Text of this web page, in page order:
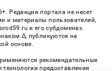
Редакция портала не несет
и материалы пользователей,
и его субдоменах.
Δ, публикуются на
основе.
рекомендательные
предоставления